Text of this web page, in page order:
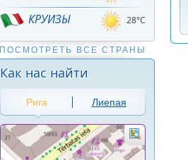
28°C
КРУИЗЫ
ПОСМОТРЕТЬ ВСЕ СТРАНЫ
Как нас найти
Рига Лиепая